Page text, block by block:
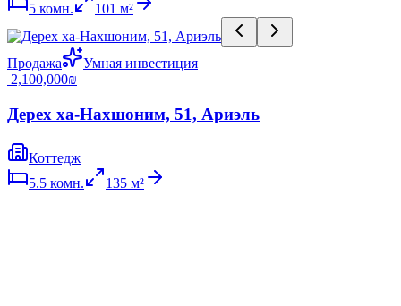
5 комн. 101 м²
Продажа
Умная инвестиция
‏2,100,000 ‏₪
Дерех ха-Нахшоним, 51, Ариэль
Коттедж
5.5 комн. 135 м²